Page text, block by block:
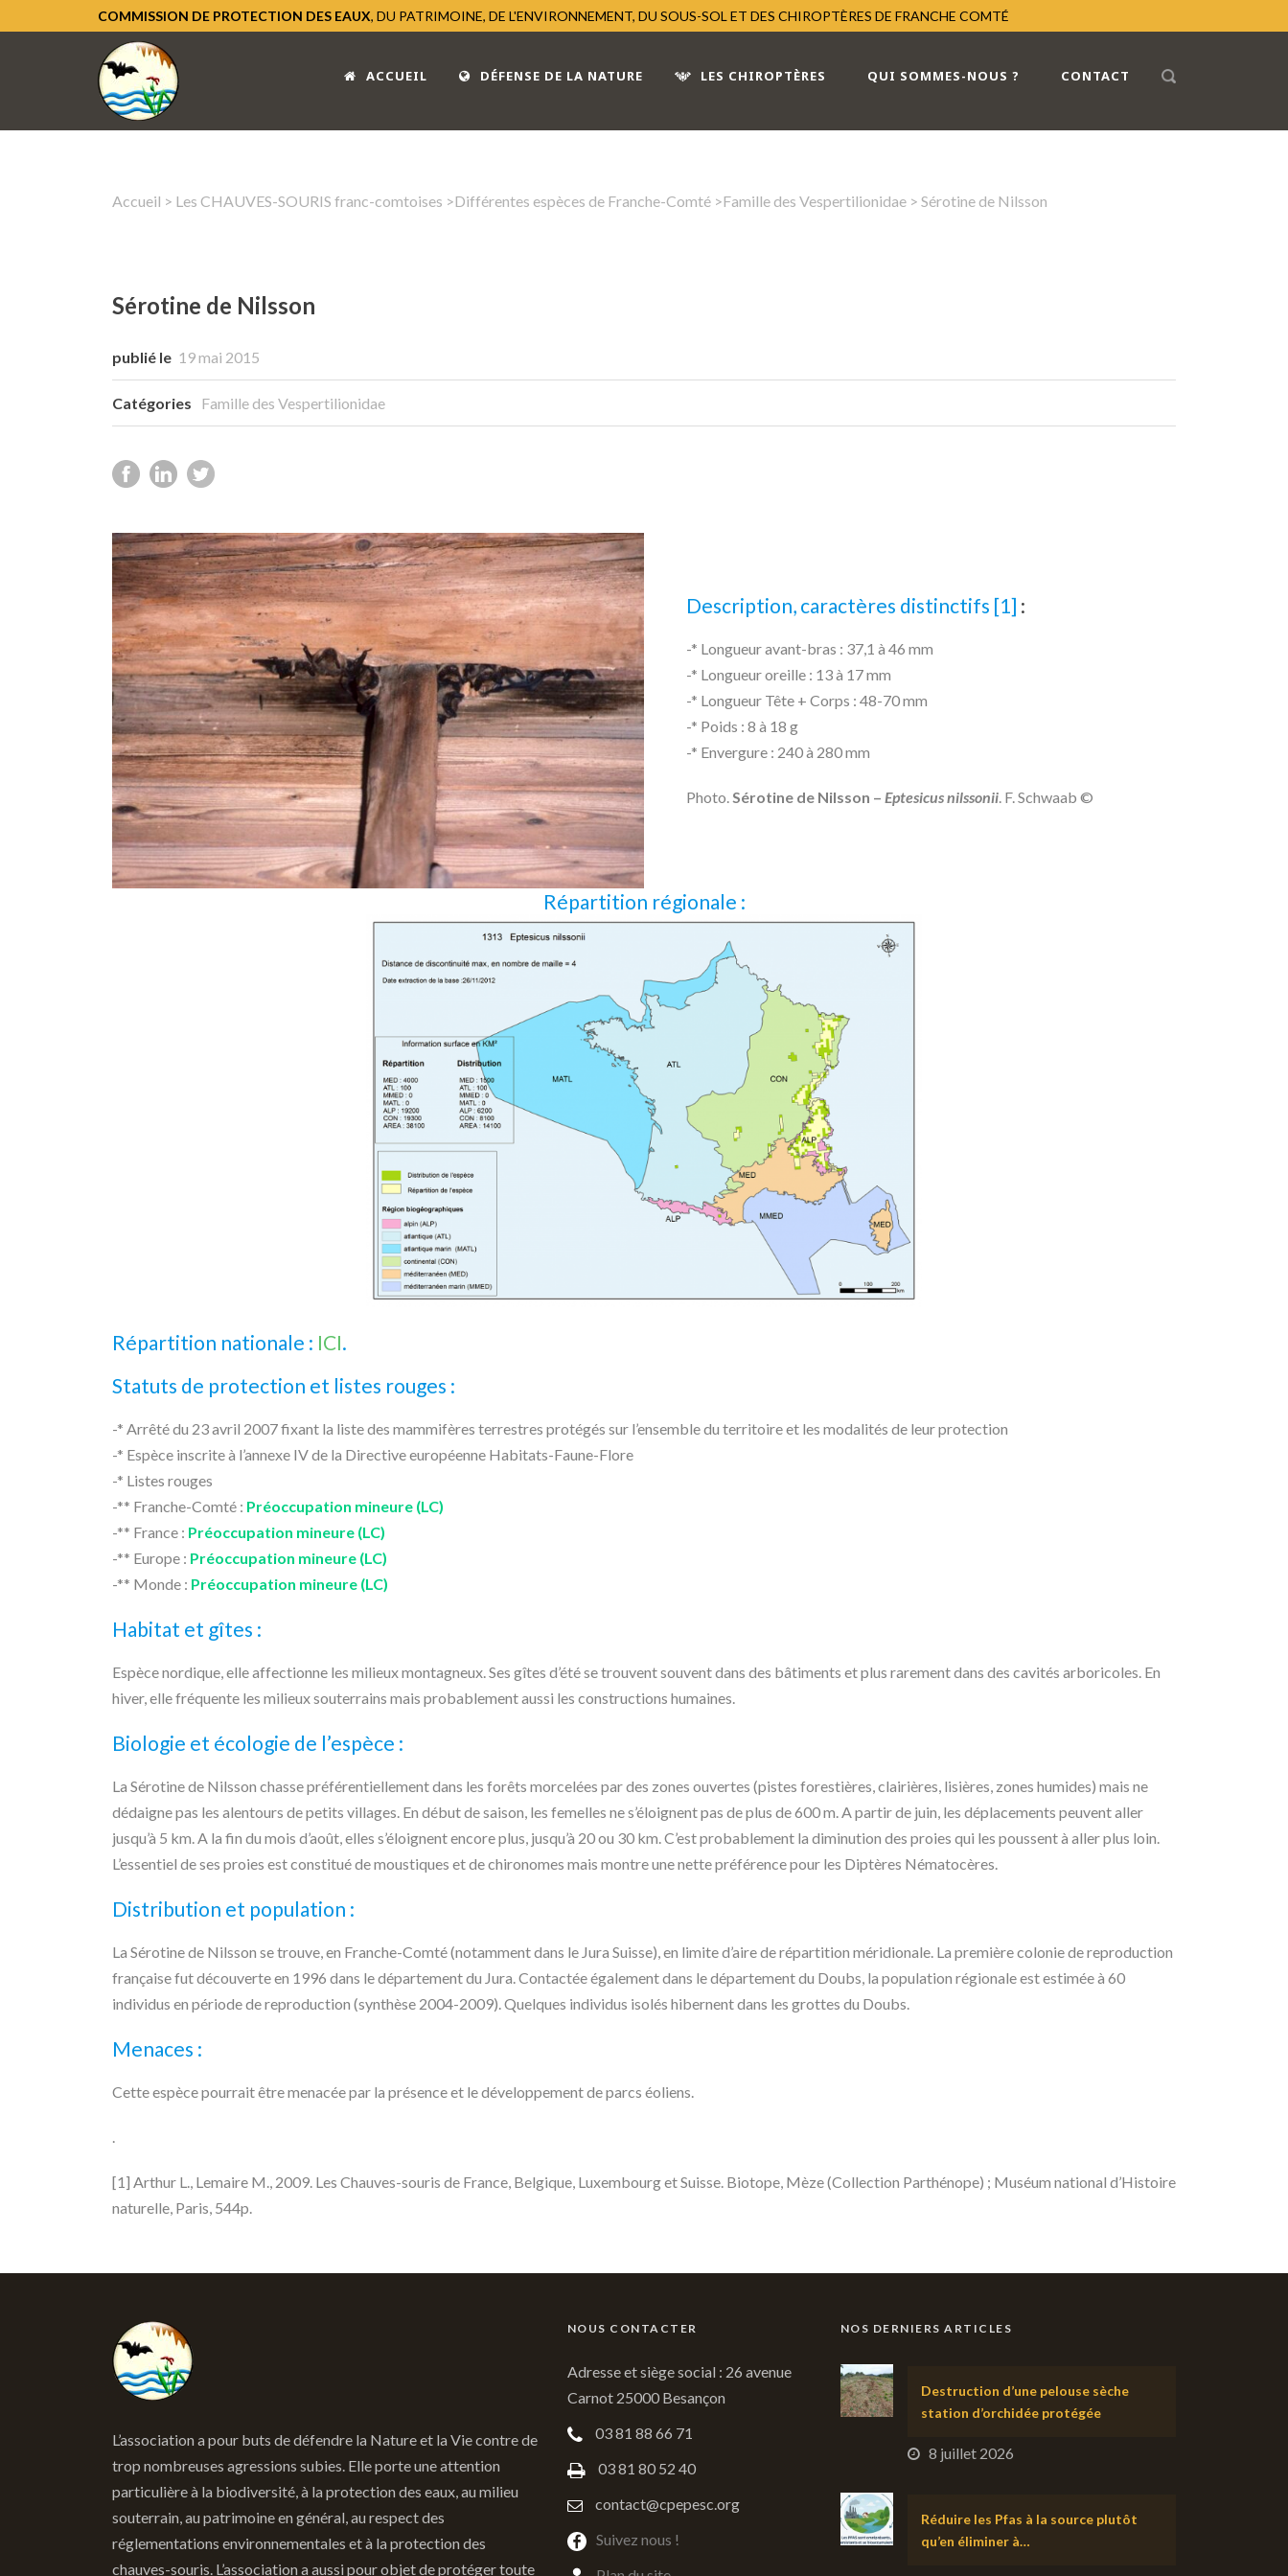
COMMISSION DE PROTECTION DES EAUX, DU PATRIMOINE, DE L'ENVIRONNEMENT, DU SOUS-SOL ET DES CHIROPTÈRES DE FRANCHE COMTÉ
ACCUEIL DÉFENSE DE LA NATURE LES CHIROPTÈRES QUI SOMMES-NOUS ? CONTACT
Accueil > Les CHAUVES-SOURIS franc-comtoises >Différentes espèces de Franche-Comté >Famille des Vespertilionidae > Sérotine de Nilsson
Sérotine de Nilsson
publié le 19 mai 2015
Catégories Famille des Vespertilionidae
Description, caractères distinctifs [1] :
-* Longueur avant-bras : 37,1 à 46 mm
-* Longueur oreille : 13 à 17 mm
-* Longueur Tête + Corps : 48-70 mm
-* Poids : 8 à 18 g
-* Envergure : 240 à 280 mm
Photo.Sérotine de Nilsson –Eptesicus nilssonii. F. Schwaab ©
Répartition régionale :
Répartition nationale : ICI.
Statuts de protection et listes rouges :
-* Arrêté du 23 avril 2007 fixant la liste des mammifères terrestres protégés sur l’ensemble du territoire et les modalités de leur protection
-* Espèce inscrite à l’annexe IV de la Directive européenne Habitats-Faune-Flore
-* Listes rouges
-** Franche-Comté : Préoccupation mineure (LC)
-** France : Préoccupation mineure (LC)
-** Europe : Préoccupation mineure (LC)
-** Monde : Préoccupation mineure (LC)
Habitat et gîtes :
Espèce nordique, elle affectionne les milieux montagneux. Ses gîtes d’été se trouvent souvent dans des bâtiments et plus rarement dans des cavités arboricoles. En
hiver, elle fréquente les milieux souterrains mais probablement aussi les constructions humaines.
Biologie et écologie de l’espèce :
La Sérotine de Nilsson chasse préférentiellement dans les forêts morcelées par des zones ouvertes (pistes forestières, clairières, lisières, zones humides) mais ne
dédaigne pas les alentours de petits villages. En début de saison, les femelles ne s’éloignent pas de plus de 600 m. A partir de juin, les déplacements peuvent aller
jusqu’à 5 km. A la fin du mois d’août, elles s’éloignent encore plus, jusqu’à 20 ou 30 km. C’est probablement la diminution des proies qui les poussent à aller plus loin.
L’essentiel de ses proies est constitué de moustiques et de chironomes mais montre une nette préférence pour les Diptères Nématocères.
Distribution et population :
La Sérotine de Nilsson se trouve, en Franche-Comté (notamment dans le Jura Suisse), en limite d’aire de répartition méridionale. La première colonie de reproduction
française fut découverte en 1996 dans le département du Jura. Contactée également dans le département du Doubs, la population régionale est estimée à 60
individus en période de reproduction (synthèse 2004-2009). Quelques individus isolés hibernent dans les grottes du Doubs.
Menaces :
Cette espèce pourrait être menacée par la présence et le développement de parcs éoliens.
.
[1] Arthur L., Lemaire M., 2009. Les Chauves-souris de France, Belgique, Luxembourg et Suisse. Biotope, Mèze (Collection Parthénope) ; Muséum national d’Histoire
naturelle, Paris, 544p.
L’association a pour buts de défendre la Nature et la Vie contre de
trop nombreuses agressions subies. Elle porte une attention
particulière à la biodiversité, à la protection des eaux, au milieu
souterrain, au patrimoine en général, au respect des
réglementations environnementales et à la protection des
chauves-souris. L’association a aussi pour objet de protéger toute
NOUS CONTACTER
Adresse et siège social : 26 avenue
Carnot 25000 Besançon
03 81 88 66 71
03 81 80 52 40
contact@cpepesc.org
Suivez nous !
NOS DERNIERS ARTICLES
Destruction d’une pelouse sèche
station d’orchidée protégée
8 juillet 2026
Réduire les Pfas à la source plutôt
qu’en éliminer à…